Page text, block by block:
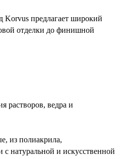
Korvus предлагает широкий
отделки до финишной
растворов, ведра и
из полиакрила,
с натуральной и искусственной